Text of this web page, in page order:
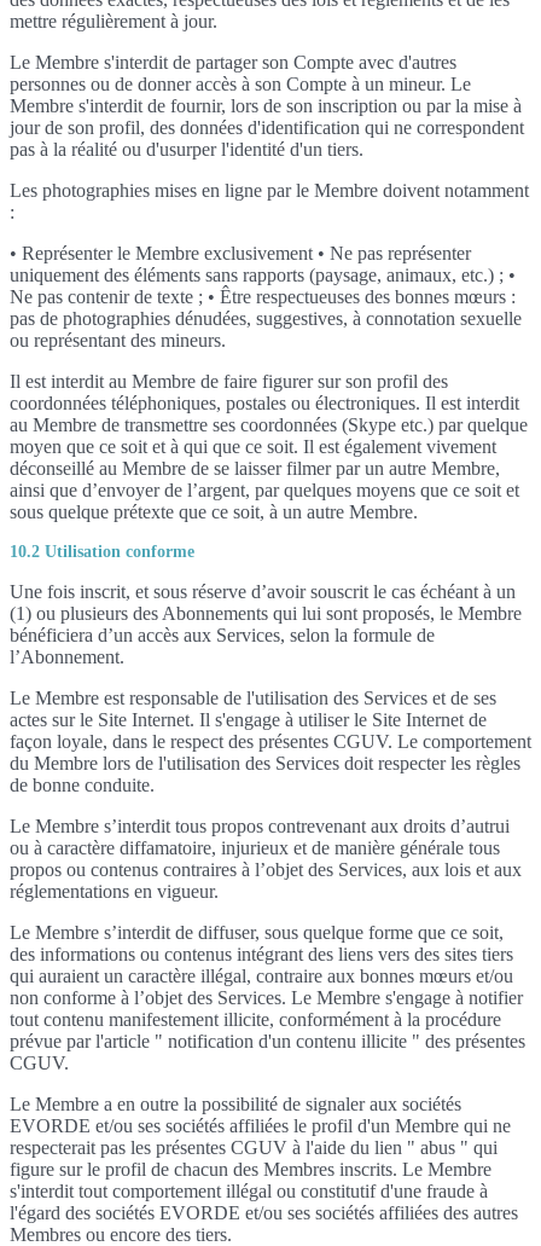
mettre régulièrement à jour.
Le Membre s'interdit de partager son Compte avec d'autres
personnes ou de donner accès à son Compte à un mineur. Le
Membre s'interdit de fournir, lors de son inscription ou par la mise à
jour de son profil, des données d'identification qui ne correspondent
pas à la réalité ou d'usurper l'identité d'un tiers.
Les photographies mises en ligne par le Membre doivent notamment
:
• Représenter le Membre exclusivement • Ne pas représenter
uniquement des éléments sans rapports (paysage, animaux, etc.) ; •
Ne pas contenir de texte ; • Être respectueuses des bonnes mœurs :
pas de photographies dénudées, suggestives, à connotation sexuelle
ou représentant des mineurs.
Il est interdit au Membre de faire figurer sur son profil des
coordonnées téléphoniques, postales ou électroniques. Il est interdit
au Membre de transmettre ses coordonnées (Skype etc.) par quelque
moyen que ce soit et à qui que ce soit. Il est également vivement
déconseillé au Membre de se laisser filmer par un autre Membre,
ainsi que d’envoyer de l’argent, par quelques moyens que ce soit et
sous quelque prétexte que ce soit, à un autre Membre.
10.2 Utilisation conforme
Une fois inscrit, et sous réserve d’avoir souscrit le cas échéant à un
(1) ou plusieurs des Abonnements qui lui sont proposés, le Membre
bénéficiera d’un accès aux Services, selon la formule de
l’Abonnement.
Le Membre est responsable de l'utilisation des Services et de ses
actes sur le Site Internet. Il s'engage à utiliser le Site Internet de
façon loyale, dans le respect des présentes CGUV. Le comportement
du Membre lors de l'utilisation des Services doit respecter les règles
de bonne conduite.
Le Membre s’interdit tous propos contrevenant aux droits d’autrui
ou à caractère diffamatoire, injurieux et de manière générale tous
propos ou contenus contraires à l’objet des Services, aux lois et aux
réglementations en vigueur.
Le Membre s’interdit de diffuser, sous quelque forme que ce soit,
des informations ou contenus intégrant des liens vers des sites tiers
qui auraient un caractère illégal, contraire aux bonnes mœurs et/ou
non conforme à l’objet des Services. Le Membre s'engage à notifier
tout contenu manifestement illicite, conformément à la procédure
prévue par l'article " notification d'un contenu illicite " des présentes
CGUV.
Le Membre a en outre la possibilité de signaler aux sociétés
EVORDE et/ou ses sociétés affiliées le profil d'un Membre qui ne
respecterait pas les présentes CGUV à l'aide du lien " abus " qui
figure sur le profil de chacun des Membres inscrits. Le Membre
s'interdit tout comportement illégal ou constitutif d'une fraude à
l'égard des sociétés EVORDE et/ou ses sociétés affiliées des autres
Membres ou encore des tiers.